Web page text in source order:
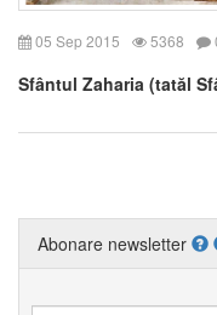
05 Sep 2015 5368
Sfântul Zaharia (tatăl
Abonare newsletter